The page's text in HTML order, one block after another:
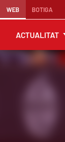
WEB BOTIGA
ACTUALITAT